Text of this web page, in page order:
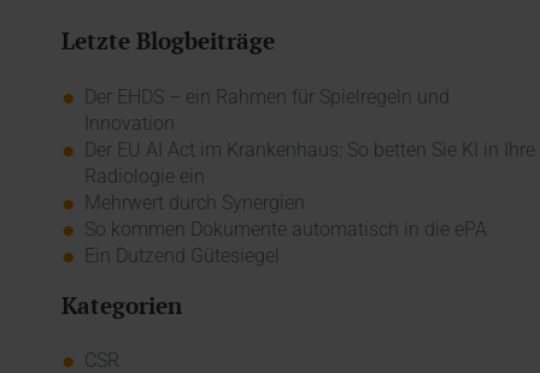
Letzte Blogbeiträge
Der EHDS – ein Rahmen für Spielregeln und
Innovation
Der EU AI Act im Krankenhaus: So betten Sie KI in Ihre
Radiologie ein
Mehrwert durch Synergien
So kommen Dokumente automatisch in die ePA
Ein Dutzend Gütesiegel
Kategorien
CSR